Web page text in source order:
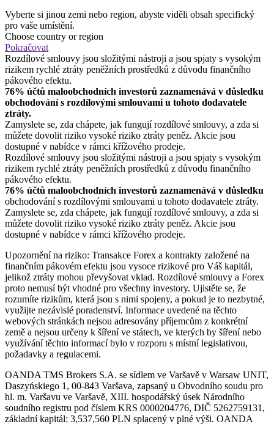
Vyberte si jinou zemi nebo region, abyste viděli obsah specifický
pro vaše umístění.
Choose country or region
Pokračovat
Rozdílové smlouvy jsou složitými nástroji a jsou spjaty s vysokým
rizikem rychlé ztráty peněžních prostředků z důvodu finančního
pákového efektu.
76% účtů maloobchodních investorů zaznamenává v důsledku
obchodování s rozdílovými smlouvami u tohoto dodavatele
ztráty.
Zamyslete se, zda chápete, jak fungují rozdílové smlouvy, a zda si
můžete dovolit riziko vysoké riziko ztráty peněz. Akcie jsou
dostupné v nabídce v rámci křížového prodeje.
Rozdílové smlouvy jsou složitými nástroji a jsou spjaty s vysokým
rizikem rychlé ztráty peněžních prostředků z důvodu finančního
pákového efektu.
76% účtů maloobchodních investorů zaznamenává v důsledku
obchodování s rozdílovými smlouvami u tohoto dodavatele ztráty.
Zamyslete se, zda chápete, jak fungují rozdílové smlouvy, a zda si
můžete dovolit riziko vysoké riziko ztráty peněz. Akcie jsou
dostupné v nabídce v rámci křížového prodeje.
Upozornění na riziko: Transakce Forex a kontrakty založené na
finančním pákovém efektu jsou vysoce rizikové pro Váš kapitál,
jelikož ztráty mohou převyšovat vklad. Rozdílové smlouvy a Forex
proto nemusí být vhodné pro všechny investory. Ujistěte se, že
rozumíte rizikům, která jsou s nimi spojeny, a pokud je to nezbytné,
využijte nezávislé poradenství. Informace uvedené na těchto
webových stránkách nejsou adresovány příjemcům z konkrétní
země a nejsou určeny k šíření ve státech, ve kterých by šíření nebo
využívání těchto informací bylo v rozporu s místní legislativou,
požadavky a regulacemi.
OANDA TMS Brokers S.A. se sídlem ve Varšavě v Warsaw UNIT,
Daszyńskiego 1, 00-843 Varšava, zapsaný u Obvodního soudu pro
hl. m. Varšavu ve Varšavě, XIII. hospodářský úsek Národního
soudního registru pod číslem KRS 0000204776, DIČ 5262759131,
základní kapitál: 3,537,560 PLN splacený v plné výši. OANDA